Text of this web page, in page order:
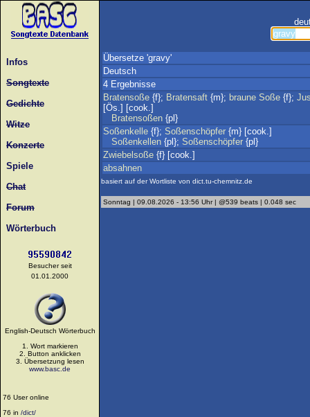
Infos
Songtexte
Gedichte
Witze
Konzerte
Spiele
Chat
Forum
Wörterbuch
Besucher seit
01.01.2000
English-Deutsch Wörterbuch
1. Wort markieren
2. Button anklicken
3. Übersetzung lesen
www.basc.de
76 User online
76 in /dict/
Übersetze 'gravy'
Deutsch
4 Ergebnisse
Bratensoße {f}; Bratensaft {m}; braune Soße {f};
[Ös.] [cook.]
Bratensoßen {pl}
Soßenkelle {f}; Soßenschöpfer {m} [cook.]
Soßenkellen {pl}; Soßenschöpfer {pl}
Zwiebelsoße {f} [cook.]
absahnen
basiert auf der Wortliste von dict.tu-chemnitz.de
Sonntag | 09.08.2026 - 13:56 Uhr | @539 beats | 0.048 sec